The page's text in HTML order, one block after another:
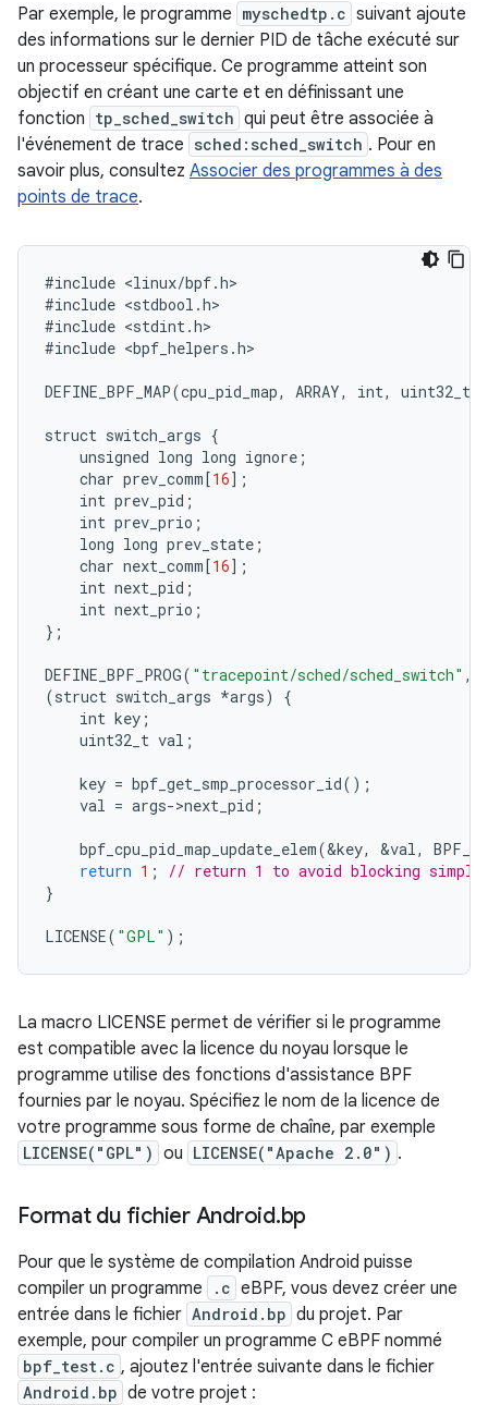
Par exemple, le programme myschedtp.c suivant ajoute
des informations sur le dernier PID de tâche exécuté sur
un processeur spécifique. Ce programme atteint son
objectif en créant une carte et en définissant une
fonction tp_sched_switch qui peut être associée à
l'événement de trace sched:sched_switch . Pour en
savoir plus, consultez Associer des programmes à des
points de trace.
#include <linux/bpf.h
#include <stdbool .h
#include <stdint.h
#include <bpf_helpers .h>
DEFINE_BPF_MAP(cpu_pid_map, ARRAY, int, uint32_t
struct switch_args {
unsigned long long ignore ;
char prev_comm[16];
int prev_pid ;
int prev_prio ;
long long prev_state ;
char next_comm[16];
int next_pid ;
int next_prio ;
};
DEFINE_BPF_PROG( "tracepoint/sched/sched_switch" ,
(struct switch_args *args)
{
int key ;
uint32_t val ;
key = bpf_get_smp_processor_id();
val = args->next_pid ;
bpf_cpu_pid_map_update_elem(&key, &val,
return 1 ;
// return 1 to avoid blocking
}
LICENSE( "GPL" );
La macro LICENSE permet de vérifier si le programme
est compatible avec la licence du noyau lorsque le
programme utilise des fonctions d'assistance BPF
fournies par le noyau. Spécifiez le nom de la licence de
votre programme sous forme de chaîne, par exemple
LICENSE("GPL") ou LICENSE("Apache 2.0") .
Format du fichier Android.bp
Pour que le système de compilation Android puisse
compiler un programme
.c eBPF, vous devez créer une
entrée dans le fichier Android.bp du projet. Par
exemple, pour compiler un programme C eBPF nommé
bpf_test.c , ajoutez l'entrée suivante dans le fichier
Android.bp de votre projet :